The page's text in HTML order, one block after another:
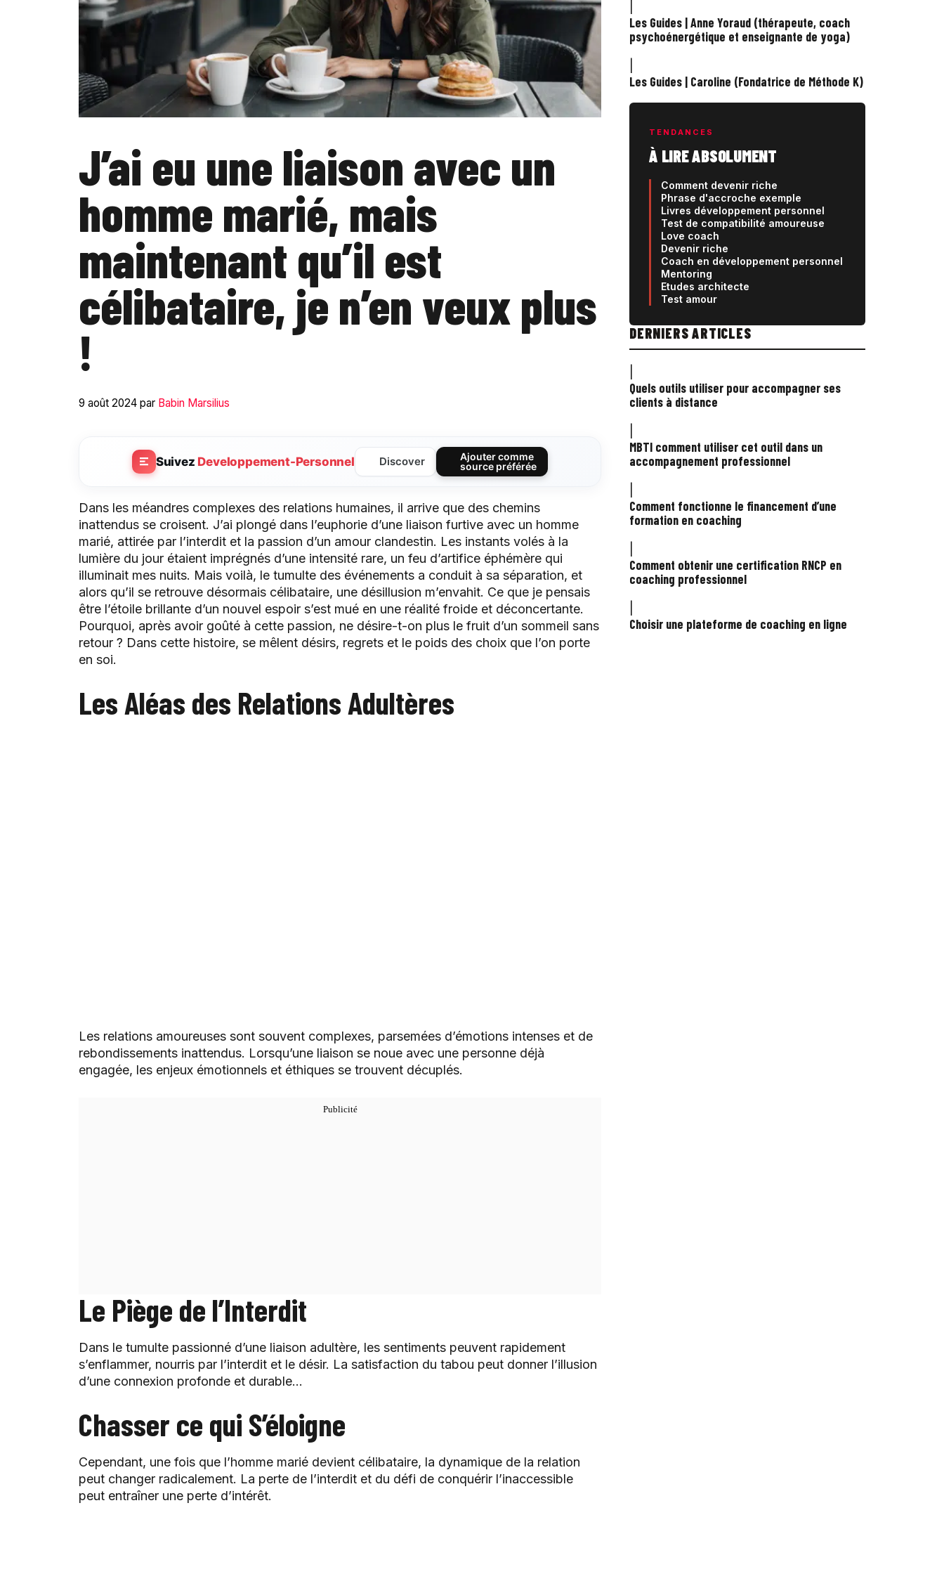
J’ai eu une liaison avec un
homme marié, mais
maintenant qu’il est
célibataire, je n’en veux plus
!
9 août 2024 par Babin Marsilius
Suivez Developpement-Personnel Discover
Ajouter comme
source préférée
Dans les méandres complexes des relations humaines, il arrive que des chemins
inattendus se croisent. J’ai plongé dans l’euphorie d’une liaison furtive avec un homme
marié, attirée par l’interdit et la passion d’un amour clandestin. Les instants volés à la
lumière du jour étaient imprégnés d’une intensité rare, un feu d’artifice éphémère qui
illuminait mes nuits. Mais voilà, le tumulte des événements a conduit à sa séparation, et
alors qu’il se retrouve désormais célibataire, une désillusion m’envahit. Ce que je pensais
être l’étoile brillante d’un nouvel espoir s’est mué en une réalité froide et déconcertante.
Pourquoi, après avoir goûté à cette passion, ne désire-t-on plus le fruit d’un sommeil sans
retour ? Dans cette histoire, se mêlent désirs, regrets et le poids des choix que l’on porte
en soi.
Les Aléas des Relations Adultères
Les relations amoureuses sont souvent complexes, parsemées d’émotions intenses et de
rebondissements inattendus. Lorsqu’une liaison se noue avec une personne déjà
engagée, les enjeux émotionnels et éthiques se trouvent décuplés.
Le Piège de l’Interdit
Dans le tumulte passionné d’une liaison adultère, les sentiments peuvent rapidement
s’enflammer, nourris par l’interdit et le désir. La satisfaction du tabou peut donner l’illusion
d’une connexion profonde et durable…
Chasser ce qui S’éloigne
Cependant, une fois que l’homme marié devient célibataire, la dynamique de la relation
peut changer radicalement. La perte de l’interdit et du défi de conquérir l’inaccessible
peut entraîner une perte d’intérêt.
Les Guides | Anne Yoraud (thérapeute, coach
psychoénergétique et enseignante de yoga)
Les Guides | Caroline (Fondatrice de Méthode K)
TENDANCES
À LIRE ABSOLUMENT
Comment devenir riche
Phrase d'accroche exemple
Livres développement personnel
Test de compatibilité amoureuse
Love coach
Devenir riche
Coach en développement personnel
Mentoring
Etudes architecte
Test amour
DERNIERS ARTICLES
Quels outils utiliser pour accompagner ses
clients à distance
MBTI comment utiliser cet outil dans un
accompagnement professionnel
Comment fonctionne le financement d’une
formation en coaching
Comment obtenir une certification RNCP en
coaching professionnel
Choisir une plateforme de coaching en ligne